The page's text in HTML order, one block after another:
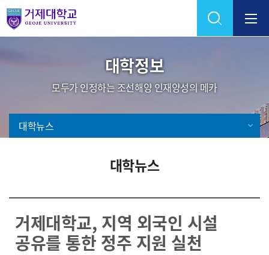
Skip Menu
대학정보
모두가 인정하는 조선해양 인재양성의 메카
대학뉴스
대학뉴스
거제대학교, 지역 외국인 시설
공유를 통한 정주 지원 실천